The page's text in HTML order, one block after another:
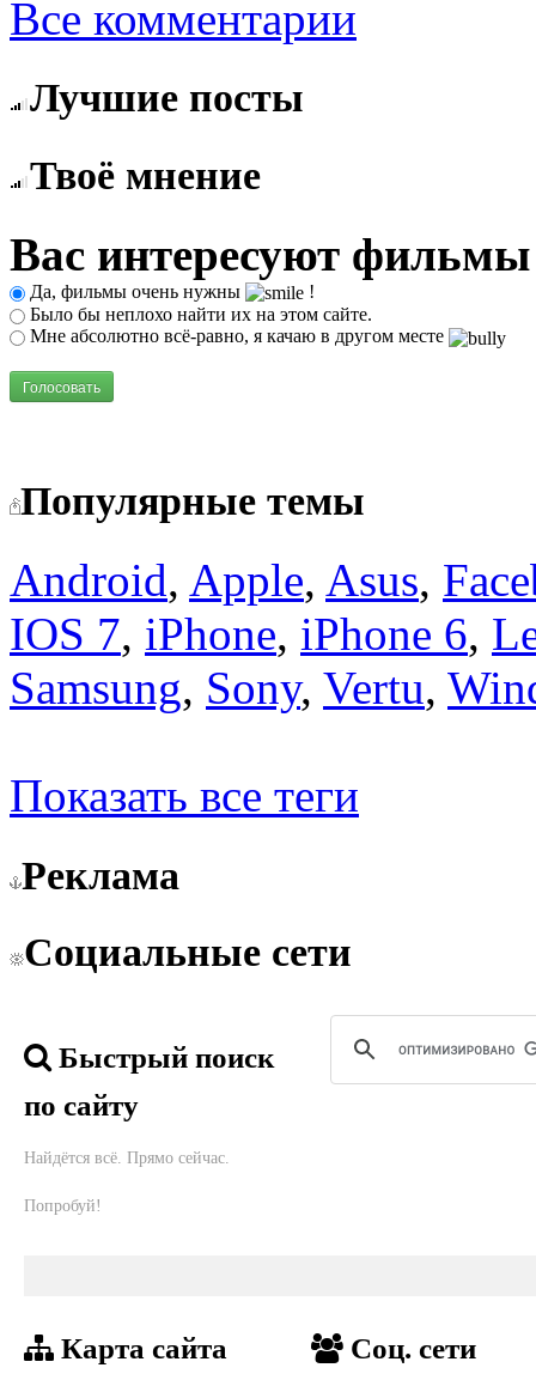
Все комментарии
Лучшие посты
Твоё мнение
Вас интересуют
Да, фильмы очень нужны
!
Было бы неплохо найти их на этом сайте.
Мне абсолютно всё-равно, я качаю в другом месте
Голосовать
Популярные темы
Android, Apple, Asus,
IOS 7, iPhone, iPhone 6,
Samsung, Sony, Vertu,
Показать все теги
Реклама
Социальные сети
Быстрый поиск
по сайту
Найдётся всё. Прямо сейчас.
Попробуй!
Карта сайта Соц. сети